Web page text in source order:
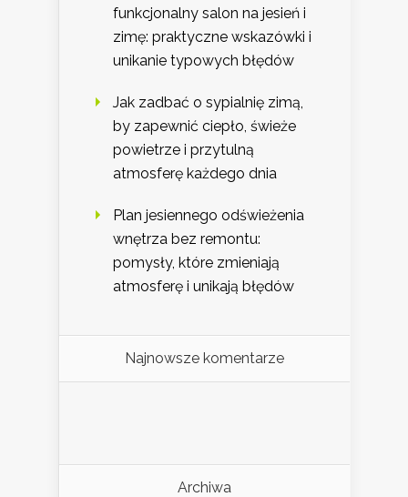
funkcjonalny salon na jesień i
zimę: praktyczne wskazówki i
unikanie typowych błędów
Jak zadbać o sypialnię zimą,
by zapewnić ciepło, świeże
powietrze i przytulną
atmosferę każdego dnia
Plan jesiennego odświeżenia
wnętrza bez remontu:
pomysły, które zmieniają
atmosferę i unikają błędów
Najnowsze komentarze
Archiwa